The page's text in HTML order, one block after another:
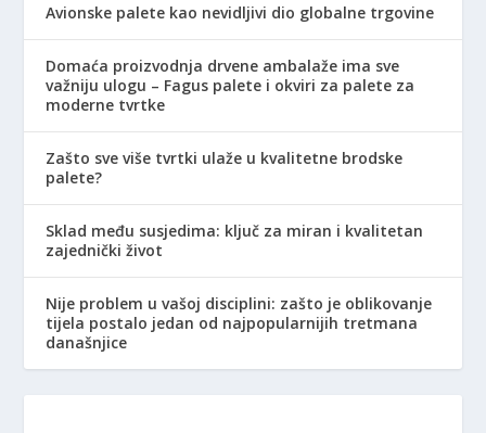
Avionske palete kao nevidljivi dio globalne trgovine
Domaća proizvodnja drvene ambalaže ima sve
važniju ulogu – Fagus palete i okviri za palete za
moderne tvrtke
Zašto sve više tvrtki ulaže u kvalitetne brodske
palete?
Sklad među susjedima: ključ za miran i kvalitetan
zajednički život
Nije problem u vašoj disciplini: zašto je oblikovanje
tijela postalo jedan od najpopularnijih tretmana
današnjice